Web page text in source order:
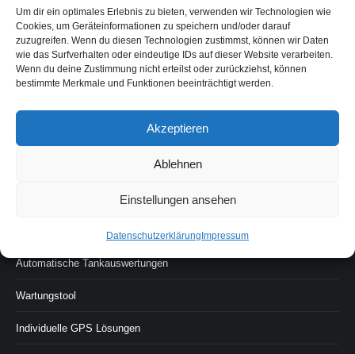
Um dir ein optimales Erlebnis zu bieten, verwenden wir Technologien wie
Cookies, um Geräteinformationen zu speichern und/oder darauf
zuzugreifen. Wenn du diesen Technologien zustimmst, können wir Daten
wie das Surfverhalten oder eindeutige IDs auf dieser Website verarbeiten.
Wenn du deine Zustimmung nicht erteilst oder zurückziehst, können
bestimmte Merkmale und Funktionen beeinträchtigt werden.
Akzeptieren
Ablehnen
Einstellungen ansehen
Datenschutzerklärung Impressum
GPS Viehortung
GPS für Events
GPS Lieferketten Management
DDD Tachograph auslesen aus der Entfernung
Automatische Tankauswertungen
Wartungstool
Individuelle GPS Lösungen